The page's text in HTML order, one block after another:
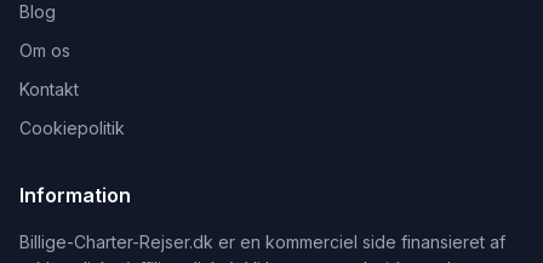
Blog
Om os
Kontakt
Cookiepolitik
Information
Billige-Charter-Rejser.dk er en kommerciel side finansieret af